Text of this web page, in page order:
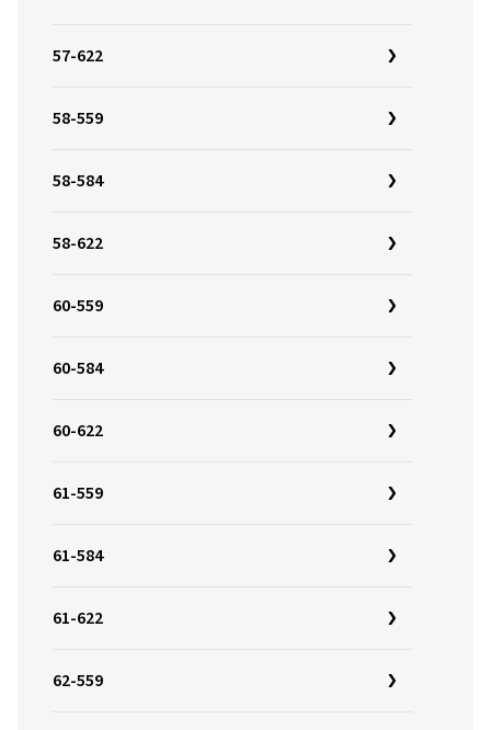
57-622
58-559
58-584
58-622
60-559
60-584
60-622
61-559
61-584
61-622
62-559